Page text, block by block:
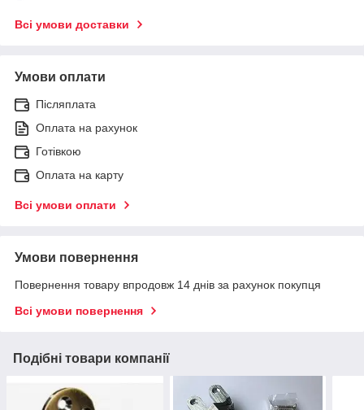
Всі умови доставки
Умови оплати
Післяплата
Оплата на рахунок
Готівкою
Оплата на карту
Всі умови оплати
Умови повернення
Повернення товару впродовж 14 днів за рахунок покупця
Всі умови повернення
Подібні товари компанії